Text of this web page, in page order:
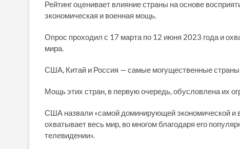
Рейтинг оценивает влияние страны на основе
экономическая и военная мощь.
Опрос проходил с 17 марта по 12 июня 2023 года и
мира.
США, Китай и Россия — самые могущественные страны
Мощь этих стран, в первую очередь, обусловлена их
США назвали «самой доминирующей экономической и
охватывает весь мир, во многом благодаря его
телевидении».